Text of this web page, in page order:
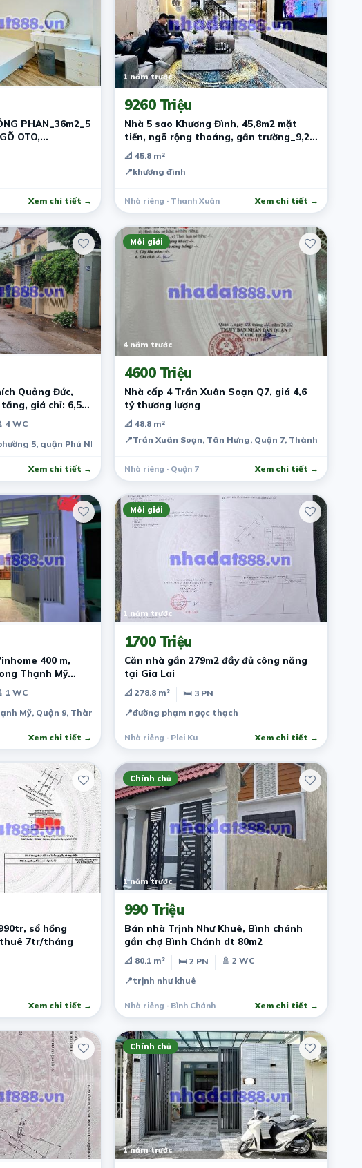
PHAN_36m2_5
OTO,
Xem chi tiết →
1 năm trước
9260 Triệu
Nhà 5 sao Khương Đình, 45,8m2 mặt
tiền, ngõ rộng thoáng, gần trường_9,2x
tỷ
📐 45.8 m²
📍khương đình
Nhà riêng · Thanh Xuân Xem chi tiết →
Quảng Đức,
tầng, giá chỉ: 6,5
4 WC
5, quận Phú Nhuận, Thành phố Hồ Chí Minh, Việt Nam
Xem chi tiết →
Môi giới
4 năm trước
4600 Triệu
Nhà cấp 4 Trần Xuân Soạn Q7, giá 4,6
tỷ thương lượng
📐 48.8 m²
📍Trần Xuân Soạn, Tân Hưng, Quận 7, Thành phố Hồ
Nhà riêng · Quận 7 Xem chi tiết →
400 m,
Thạnh Mỹ
1 WC
Mỹ, Quận 9, Thành phố Hồ Chí Minh, Việt Nam
Xem chi tiết →
Môi giới
1 năm trước
1700 Triệu
Căn nhà gần 279m2 đầy đủ công năng
tại Gia Lai
📐 278.8 m²
🛏 3 PN
📍đường phạm ngọc thạch
Nhà riêng · Plei Ku Xem chi tiết →
sổ hồng
7tr/tháng
Xem chi tiết →
Chính chủ
1 năm trước
990 Triệu
Bán nhà Trịnh Như Khuê, Bình chánh
gần chợ Bình Chánh dt 80m2
📐 80.1 m² 🛏 2 PN
🚿 2 WC
📍trịnh như khuê
Nhà riêng · Bình Chánh Xem chi tiết →
Chính chủ
1 năm trước